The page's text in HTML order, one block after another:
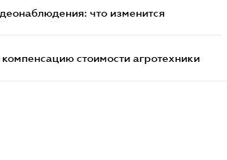
что изменится
стоимости агротехники